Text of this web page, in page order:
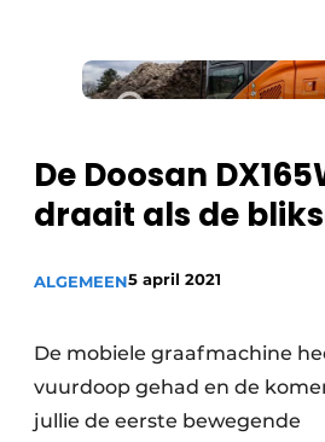
De Doosan
draait als de
ALGEMEEN5 april 2021
De mobiele graafmachine
vuurdoop gehad en de
jullie de eerste bewegende